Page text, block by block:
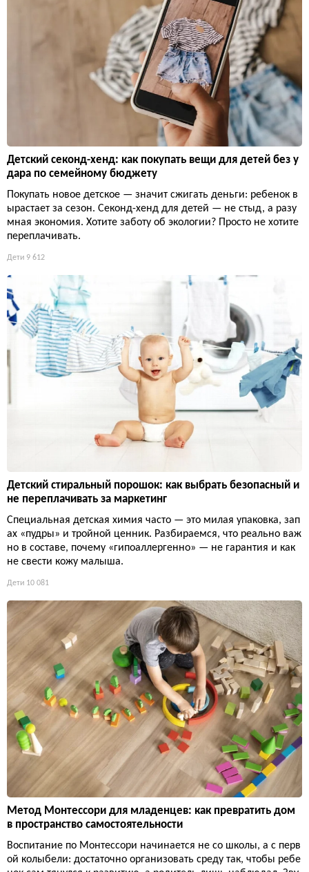
Детский секонд-хенд: как покупать вещи для детей без у
дара по семейному бюджету
Покупать новое детское — значит сжигать деньги: ребенок в
ырастает за сезон. Секонд-хенд для детей — не стыд, а разу
мная экономия. Хотите заботу об экологии? Просто не хотите
переплачивать.
Дети 9 612
Детский стиральный порошок: как выбрать безопасный и
не переплачивать за маркетинг
Специальная детская химия часто — это милая упаковка, зап
ах «пудры» и тройной ценник. Разбираемся, что реально важ
но в составе, почему «гипоаллергенно» — не гарантия и как
не свести кожу малыша.
Дети 10 081
Метод Монтессори для младенцев: как превратить дом
в пространство самостоятельности
Воспитание по Монтессори начинается не со школы, а с перв
ой колыбели: достаточно организовать среду так, чтобы ребе